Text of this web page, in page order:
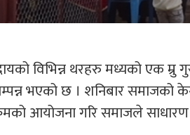
विभिन्न थरहरु मध्यको एक म्रु
भएको छ । शनिबार समाजको
आयोजना गरि समाजले साधारण